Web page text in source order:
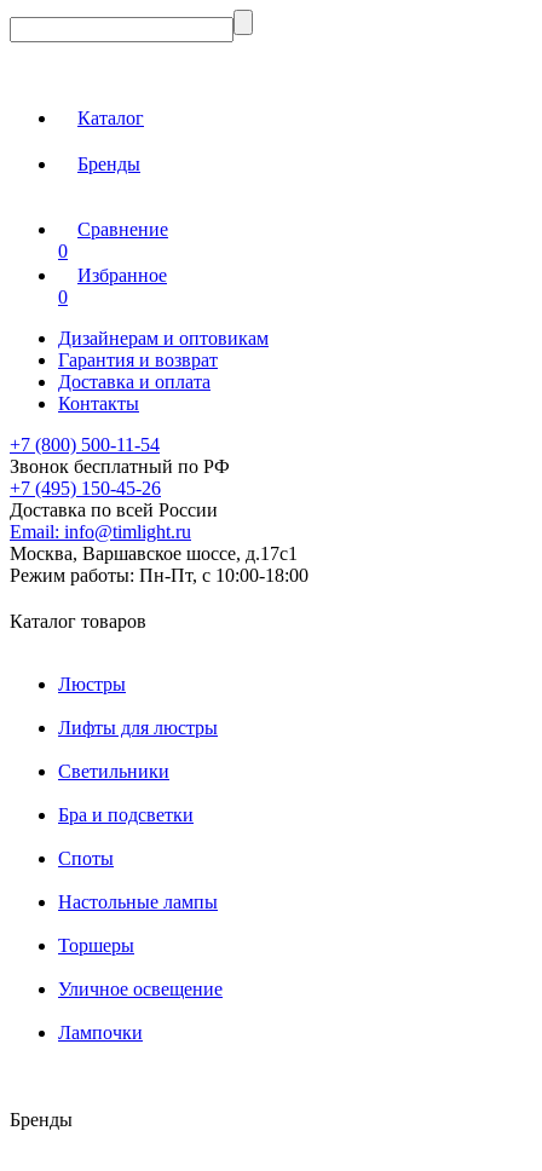
Каталог
Бренды
Сравнение
0
Избранное
0
Дизайнерам и оптовикам
Гарантия и возврат
Доставка и оплата
Контакты
+7 (800) 500-11-54
Звонок бесплатный по РФ
+7 (495) 150-45-26
Доставка по всей России
Email: info@timlight.ru
Москва, Варшавское шоссе, д.17c1
Режим работы: Пн-Пт, с 10:00-18:00
Каталог товаров
Люстры
Лифты для люстры
Светильники
Бра и подсветки
Споты
Настольные лампы
Торшеры
Уличное освещение
Лампочки
Бренды